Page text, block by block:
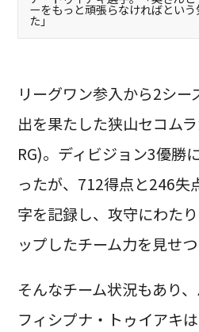
ーをもっと頑張らなければとい
た」
リーグワン参入から2シ
出を果たした狭山セコム
RG)。ディビジョン3優勝
ったが、712得点と246失
字を記録し、攻守にわた
ップしたチーム力を見せつ
そんなチーム状況もあり
フィシプナ・トゥイアキ